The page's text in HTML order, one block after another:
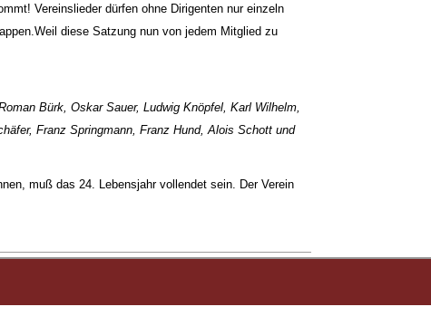
Vereinslieder dürfen ohne Dirigenten nur einzeln
Weil diese Satzung nun von jedem Mitglied zu
Bürk, Oskar Sauer, Ludwig Knöpfel, Karl Wilhelm,
Franz Springmann, Franz Hund, Alois Schott und
muß das 24. Lebensjahr vollendet sein. Der Verein